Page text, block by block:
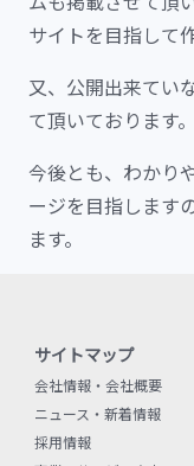
サイトを目指して
又、公開出来てい
て頂いております。
今後とも、わかり
ージを目指します
ます。
サイトマップ
会社情報・会社概要
ニュース・新着情報
採用情報